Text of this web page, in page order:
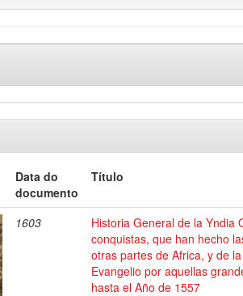
Data do
documento
Título
1603
Historia General de la Yndia
conquistas, que han hecho
otras partes de Africa, y de
Evangelio por aquellas
hasta el Año de 1557